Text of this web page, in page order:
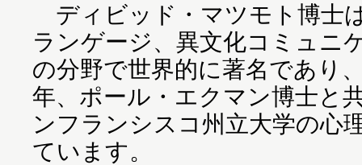
ディビッド・マツモト博士
ランゲージ、異文化コミュニ
の分野で世界的に著名であり
年、ポール・エクマン博士と
ンフランシスコ州立大学の心
ています。